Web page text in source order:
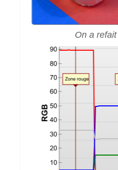
On a